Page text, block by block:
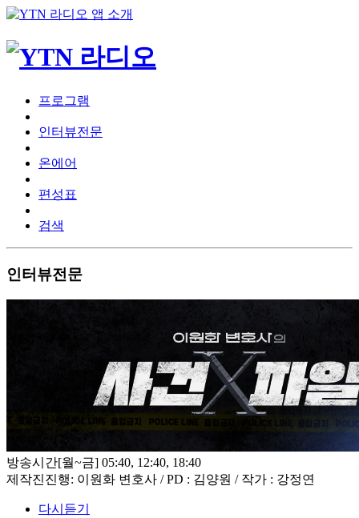
프로그램
인터뷰전문
온에어
편성표
검색
인터뷰전문
방송시간[월~금] 05:40, 12:40, 18:40
제작진진행: 이원화 변호사 / PD : 김양원 / 작가 : 강정연
다시듣기